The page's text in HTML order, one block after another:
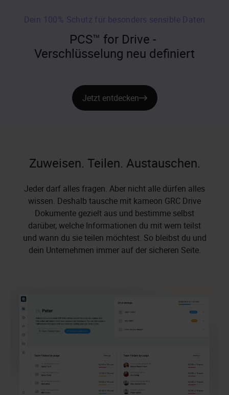
Dein 100% Schutz für besonders sensible Daten
PCS™ for Drive -
Verschlüsselung neu definiert
Jetzt entdecken
Zuweisen. Teilen. Austauschen.
Jeder darf alles fragen. Aber nicht alle dürfen alles
wissen. Deshalb tausche mit kameon GRC Drive
Dokumente gezielt aus und bestimme selbst
darüber, welche Informationen du mit wem teilst
und wann du sie teilen möchtest. So bleibst du und
dein Unternehmen immer auf der sicheren Seite.